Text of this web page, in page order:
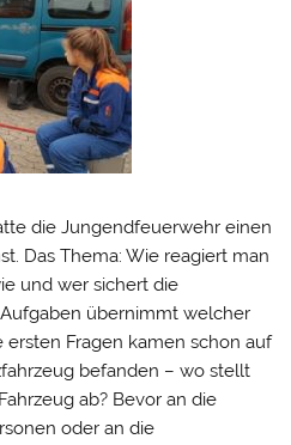
die Jungendfeuerwehr einen
Das Thema: Wie reagiert man
und wer sichert die
übernimmt welcher
ersten Fragen kamen schon auf
befanden – wo stellt
ab? Bevor an die
oder an die